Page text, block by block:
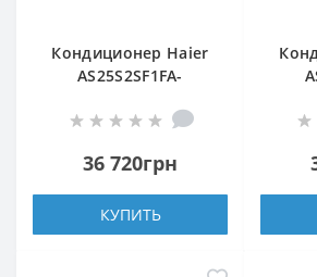
Кондиционер Haier
AS25S2SF1FA-
36 720грн
КУПИТЬ